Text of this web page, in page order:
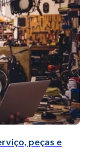
peças e